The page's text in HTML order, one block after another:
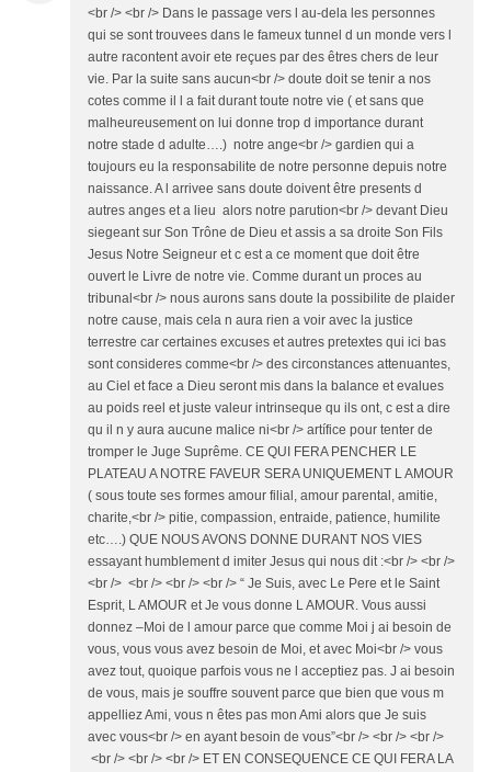
<br /> <br /> Dans le passage vers l au-dela les personnes
qui se sont trouvees dans le fameux tunnel d un monde vers l
autre racontent avoir ete reçues par des êtres chers de leur
vie. Par la suite sans aucun<br /> doute doit se tenir a nos
cotes comme il l a fait durant toute notre vie ( et sans que
malheureusement on lui donne trop d importance durant
notre stade d adulte….) notre ange<br /> gardien qui a
toujours eu la responsabilite de notre personne depuis notre
naissance. A l arrivee sans doute doivent être presents d
autres anges et a lieu alors notre parution<br /> devant Dieu
siegeant sur Son Trône de Dieu et assis a sa droite Son Fils
Jesus Notre Seigneur et c est a ce moment que doit être
ouvert le Livre de notre vie. Comme durant un proces au
tribunal<br /> nous aurons sans doute la possibilite de plaider
notre cause, mais cela n aura rien a voir avec la justice
terrestre car certaines excuses et autres pretextes qui ici bas
sont consideres comme<br /> des circonstances attenuantes,
au Ciel et face a Dieu seront mis dans la balance et evalues
au poids reel et juste valeur intrinseque qu ils ont, c est a dire
qu il n y aura aucune malice ni<br /> artífice pour tenter de
tromper le Juge Suprême. CE QUI FERA PENCHER LE
PLATEAU A NOTRE FAVEUR SERA UNIQUEMENT L AMOUR
( sous toute ses formes amour filial, amour parental, amitie,
charite,<br /> pitie, compassion, entraide, patience, humilite
etc….) QUE NOUS AVONS DONNE DURANT NOS VIES
essayant humblement d imiter Jesus qui nous dit :<br /> <br />
<br /> <br /> <br /> <br /> “ Je Suis, avec Le Pere et le Saint
Esprit, L AMOUR et Je vous donne L AMOUR. Vous aussi
donnez –Moi de l amour parce que comme Moi j ai besoin de
vous, vous vous avez besoin de Moi, et avec Moi<br /> vous
avez tout, quoique parfois vous ne l acceptiez pas. J ai besoin
de vous, mais je souffre souvent parce que bien que vous m
appelliez Ami, vous n êtes pas mon Ami alors que Je suis
avec vous<br /> en ayant besoin de vous”<br /> <br /> <br />
<br /> <br /> <br /> ET EN CONSEQUENCE CE QUI FERA LA